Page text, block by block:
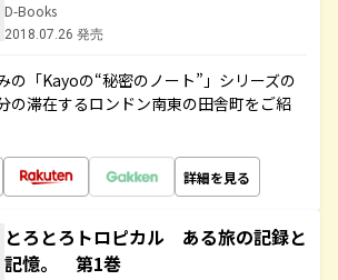
D-Books
2018.07.26 発売
の「Kayoの“秘密のノート”」シリーズの
の滞在するロンドン南東の田舎町をご紹
詳細を見る
とろとろトロピカル ある旅の記録と
記憶。 第1巻